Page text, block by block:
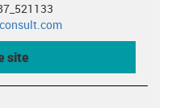
site